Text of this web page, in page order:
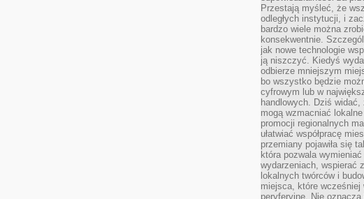
Przestają myśleć, że
odległych instytucji, i
bardzo wiele można
konsekwentnie.
jak nowe technologie
ją niszczyć. Kiedyś
odbierze mniejszym
bo wszystko będzie
cyfrowym lub w
handlowych. Dziś
mogą wzmacniać
promocji regionalnych
ułatwiać współpracę
przemiany pojawiła się
która pozwala
wydarzeniach, wspierać
lokalnych twórców i
miejsca, które wcześniej
peryferyjne. Nie